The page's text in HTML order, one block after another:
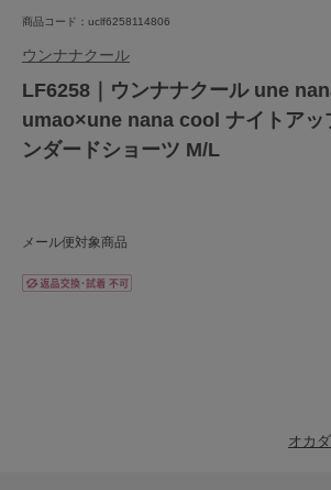
商品コード：uclf6258114806
ウンナナクール
LF6258｜ウンナナクール une
umao×une nana cool ナイトアッ
ンダードショーツ M/L
メール便対象商品
オカ